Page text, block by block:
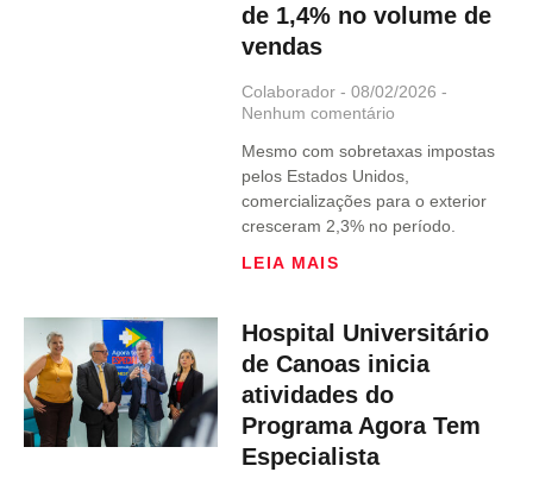
de 1,4% no volume de
vendas
Colaborador 08/02/2026
Nenhum comentário
Mesmo com sobretaxas impostas
pelos Estados Unidos,
comercializações para o exterior
cresceram 2,3% no período.
LEIA MAIS
Hospital Universitário
de Canoas inicia
atividades do
Programa Agora Tem
Especialista